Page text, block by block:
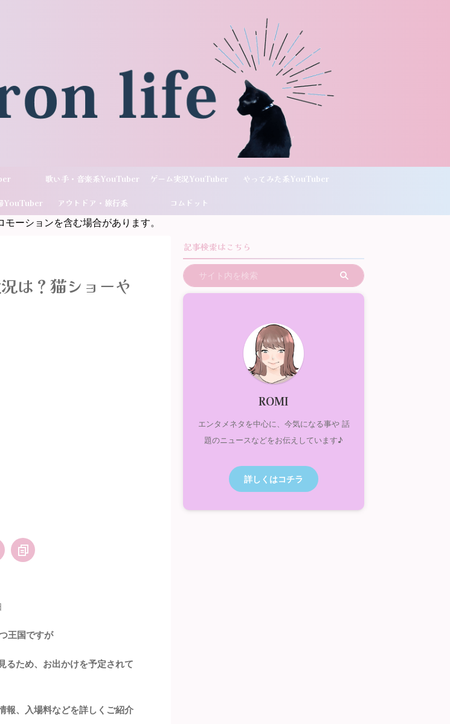
歌い手・音楽系YouTuber ゲーム実況YouTuber やってみた系YouTuber
YouTuber アウトドア・旅行系
YouTuber
コムドット
ーションを含む場合があります。
は？猫ショーや
王国ですが
ため、 お出かけを予定されて
報、入場料などを詳しくご紹介
記事検索はこちら
ROMI
エンタメネタを中心に、今気になる事や 話
題のニュースなどをお伝えしています♪
詳しくはコチラ